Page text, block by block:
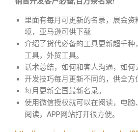
里面有每月可更新的名录，展会
境，亚马逊可供下载
介绍了货代必备的工具更新超千种
工具，外贸工具。
话术总结，如何和客人沟通，如何
开发技巧每月更新不同的，供全方
每月更新全国最新名录。
使用微信授权就可以在阅读，电脑
阅读，APP网站打开很方便。